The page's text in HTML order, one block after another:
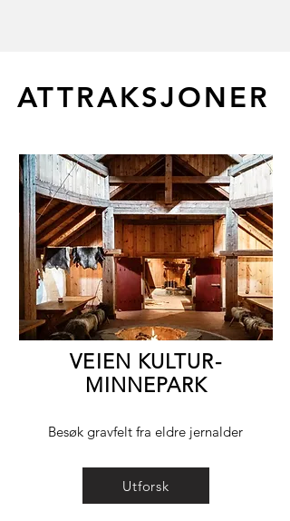
ATTRAKSJONER
VEIEN KULTUR-
MINNEPARK
Besøk gravfelt fra eldre jernalder
Utforsk